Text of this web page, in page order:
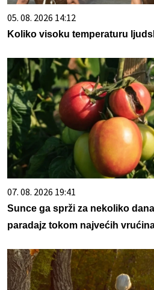
05. 08. 2026 14:12
Koliko visoku temperaturu
07. 08. 2026 19:41
Sunce ga sprži za nekoliko
paradajz tokom najvećih